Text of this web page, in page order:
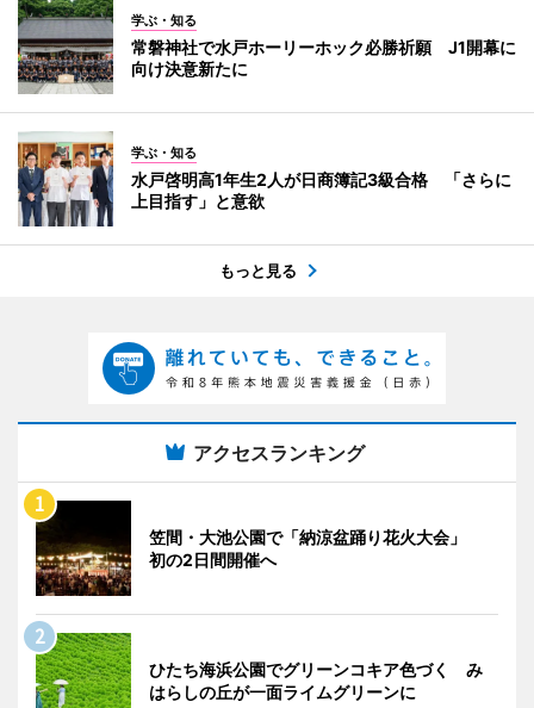
学ぶ・知る
常磐神社で水戸ホーリーホック必勝祈願 J1開幕に
向け決意新たに
学ぶ・知る
水戸啓明高1年生2人が日商簿記3級合格 「さらに
上目指す」と意欲
もっと見る
アクセスランキング
笠間・大池公園で「納涼盆踊り花火大会」
初の2日間開催へ
ひたち海浜公園でグリーンコキア色づく み
はらしの丘が一面ライムグリーンに